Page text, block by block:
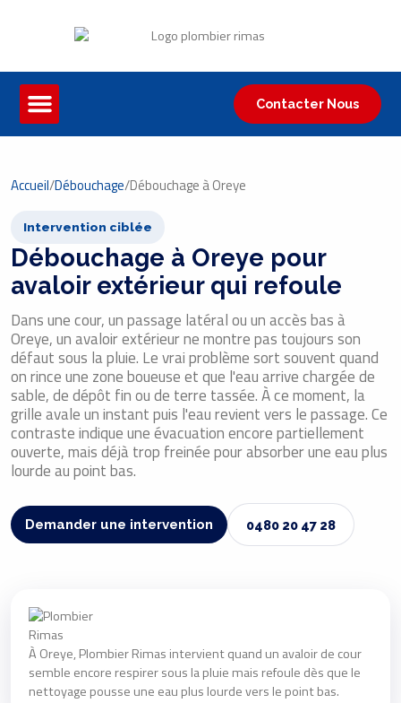
Contacter Nous
Accueil/Débouchage/Débouchage à Oreye
Intervention ciblée
Débouchage à Oreye pour
avaloir extérieur qui refoule
Dans une cour, un passage latéral ou un accès bas à
Oreye, un avaloir extérieur ne montre pas toujours son
défaut sous la pluie. Le vrai problème sort souvent quand
on rince une zone boueuse et que l'eau arrive chargée de
sable, de dépôt fin ou de terre tassée. À ce moment, la
grille avale un instant puis l'eau revient vers le passage. Ce
contraste indique une évacuation encore partiellement
ouverte, mais déjà trop freinée pour absorber une eau plus
lourde au point bas.
Demander une intervention 0480 20 47 28
À Oreye, Plombier Rimas intervient quand un avaloir de cour
semble encore respirer sous la pluie mais refoule dès que le
nettoyage pousse une eau plus lourde vers le point bas.